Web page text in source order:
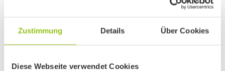
Zustimmung Details Über Cookies
Diese Webseite verwendet Cookies
PremiumCard
Versicherung
Newsletter